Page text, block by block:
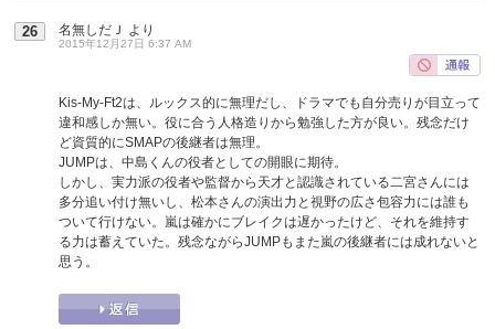
26 名無しだＪ より
2015年12月27日 6:37 AM
Kis-My-Ft2は、ルックス的に無理だし、ドラマでも自分売りが目立って
違和感しか無い。役に合う人格造りから勉強した方が良い。残念だけ
ど資質的にSMAPの後継者は無理。
JUMPは、中島くんの役者としての開眼に期待。
しかし、実力派の役者や監督から天才と認識されている二宮さんには
多分追い付け無いし、松本さんの演出力と視野の広さ包容力には誰も
ついて行けない。嵐は確かにブレイクは遅かったけど、それを維持す
る力は蓄えていた。残念ながらJUMPもまた嵐の後継者には成れないと
思う。